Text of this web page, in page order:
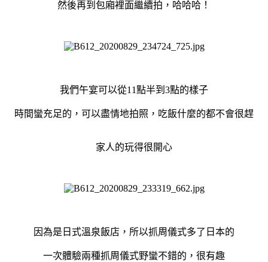
然後再到包廂裡面繼續拍，哈哈哈！
我們午宴可以從11點半到3點的樣子
時間蠻充足的，可以盡情地拍照，吃飯什麼的都不會很趕
家人的玩得很開心
因為是日式溫泉飯店，所以抓周儀式多了日本的
一次體驗兩種抓周儀式野蠻不錯的，很有趣